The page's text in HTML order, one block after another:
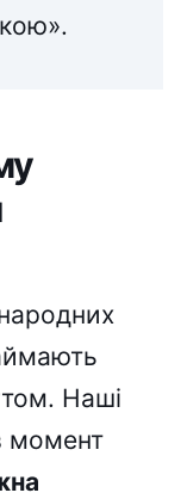
Наші
момент